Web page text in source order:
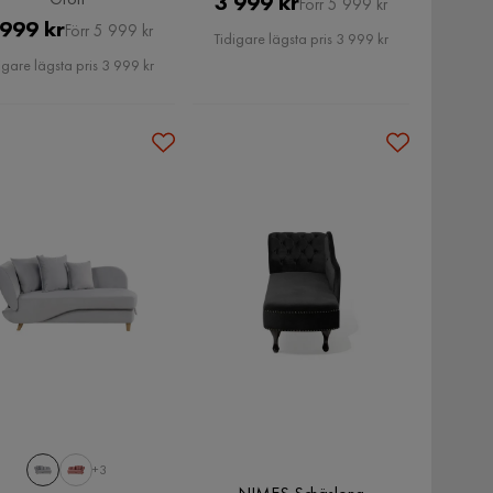
Pris
krOriginal
Pris
Förr 5 999 kr
lägsta pris 3 999 kr
Pris
Förr 5 999 kr
Tidigare lägsta pris 3 999 kr
+3